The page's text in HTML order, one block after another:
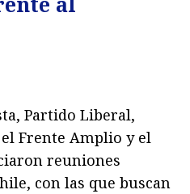
Partido Liberal,
Frente Amplio y el
reuniones
con las que buscan